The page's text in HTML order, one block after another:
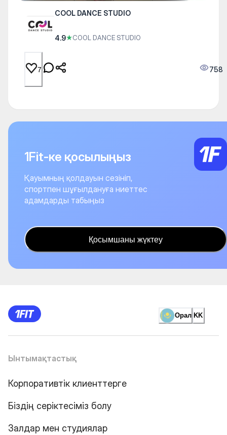
COOL DANCE STUDIO
4.9★COOL DANCE STUDIO
7 758
1Fit-ке қосылыңыз
Қауымның қолдауын сезініп,
спортпен шұғылдануға ниеттес
адамдарды табыңыз
Қосымшаны жүктеу
Орал KK
Ынтымақтастық
Корпоративтік клиенттерге
Біздің серіктесіміз болу
Залдар мен студиялар